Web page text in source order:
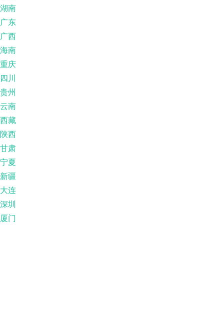
湖南
广东
广西
海南
重庆
四川
贵州
云南
西藏
陕西
甘肃
宁夏
新疆
大连
深圳
厦门